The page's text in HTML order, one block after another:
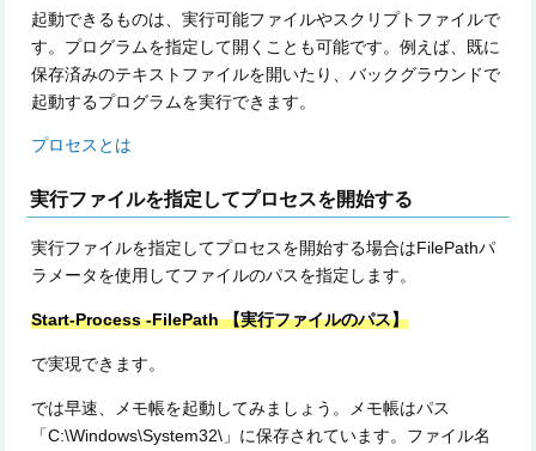
起動できるものは、実行可能ファイルやスクリプトファイルで
す。プログラムを指定して開くことも可能です。例えば、既に
保存済みのテキストファイルを開いたり、バックグラウンドで
起動するプログラムを実行できます。
プロセスとは
実行ファイルを指定してプロセスを開始する
実行ファイルを指定してプロセスを開始する場合はFilePathパ
ラメータを使用してファイルのパスを指定します。
Start-Process -FilePath 【実行ファイルのパス】
で実現できます。
では早速、メモ帳を起動してみましょう。メモ帳はパス
「C:\Windows\System32\」に保存されています。ファイル名